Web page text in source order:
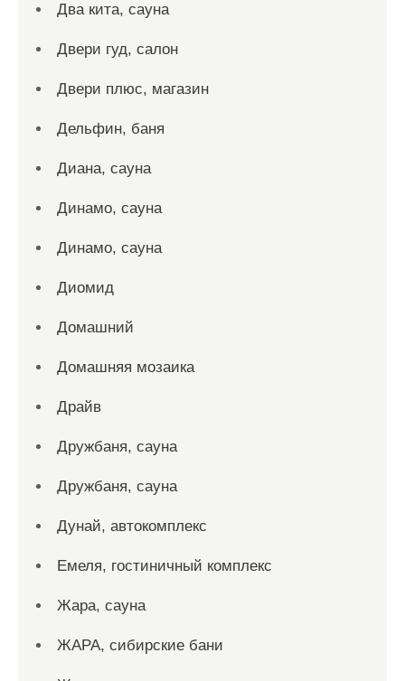
Два кита, сауна
Двери гуд, салон
Двери плюс, магазин
Дельфин, баня
Диана, сауна
Динамо, сауна
Динамо, сауна
Диомид
Домашний
Домашняя мозаика
Драйв
Дружбаня, сауна
Дружбаня, сауна
Дунай, автокомплекс
Емеля, гостиничный комплекс
Жара, сауна
ЖАРА, сибирские бани